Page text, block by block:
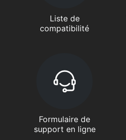
Liste de
compatibilité
Formulaire de
support en ligne